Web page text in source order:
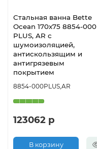
Стальная ванна Bette
Ocean 170x75 8854-000
PLUS, AR с
шумоизоляцией,
антискользящим и
антигрязевым
покрытием
8854-000PLUS,AR
123062 р
В корзину